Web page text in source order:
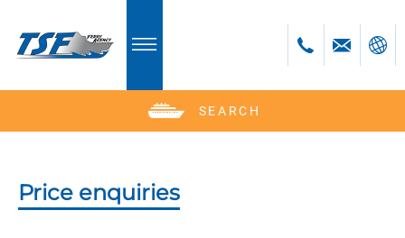
SEARCH
Price enquiries